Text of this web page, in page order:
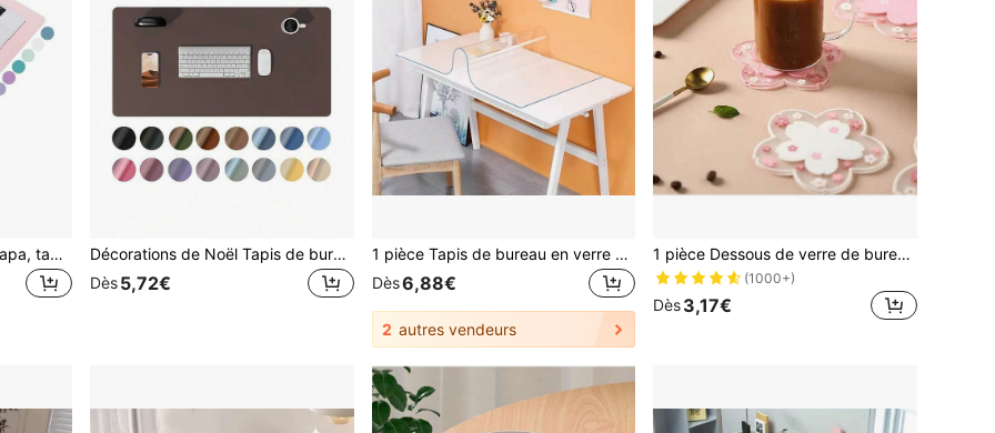
1 pièce Tapis de bureau Napa, tapis de souris, sous-main de bureau, sous-main PU antidérapant, tapis de bureau pour ordinateur portable, tapis de souris , tapis de clavier imperméable et facile à nettoyer, tapis de manucure, tapis de manucure en microfibre PU doux, tapis de manucure pliable, tapis de manucure de bureau réutilisable, tapis de bureau de manucure en acrylique, sous-main de bureau imperméable, convient pour le bureau (rose et noir) Tapis de souris Tapis de souris pour bureau Décoration de bureau
Décorations de Noël Tapis de bureau en PU, tapis de souris, tapis de protection de bureau antidérapant, sous-main de bureau en PU, tapis de bureau pour ordinateur, tapis de bureau imperméable pour la décoration de bureau et de maison
Dès5,72€
1 pièce Tapis de bureau en verre doux transparent, tapis de bureau imperméable et résistant à la chaleur en PVC pour étudiants, salles de classe, tables à manger, tables basses, imperméable et anti-taches, plaque de bureau en cristal plastique facile à nettoyer
Dès6,88€
2 autres vendeurs
1 pièce Dessous de verre de bureau en forme de fleur, pour tasse à café, tasse à thé au lait, diverses tailles de tapis isolants thermiques pour protéger votre bureau, fournitures de bureau - fournitures scolaires - cadeau de Noël - cadeau d'Action de grâce - dessous de verre de café - dessous de verre de restaurant
(1000+)
Dès3,17€